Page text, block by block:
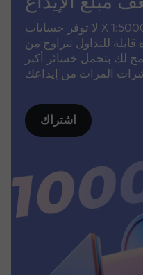
لا توفر حسابات X الخاصة رافعة مالية تصل إلى 1:5000
للتداول تتراوح من
مما يسمح لك بتحمل خسائر أكبر
اشتراك